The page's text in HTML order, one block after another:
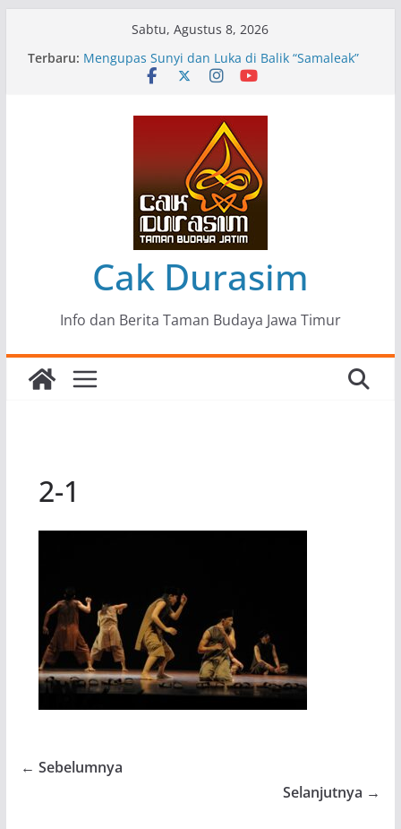
Sabtu, Agustus 8, 2026
Terbaru: Pameran Lukisan Komunitas Patria Seni Rupa
Kota Blitar : Ketika “Bergerak” Menjadi Mantra
Mengupas Sunyi dan Luka di Balik “Samaleak”
Menjaga Marwah Seni dan Budaya: Catatan
Kunjungan Kerja Ir. Bambang Haryo Soekartono
(BHS) Anggota DPR RI ke Taman Budaya Jawa
Pameran Tunggal 35 Karya Agus Koecink
“Tumbang Tambang”, Ungkapan Kritis Tentang
Derita Pekerja Pertambangan
Cak Durasim
Info dan Berita Taman Budaya Jawa Timur
2-1
← Sebelumnya
Selanjutnya →